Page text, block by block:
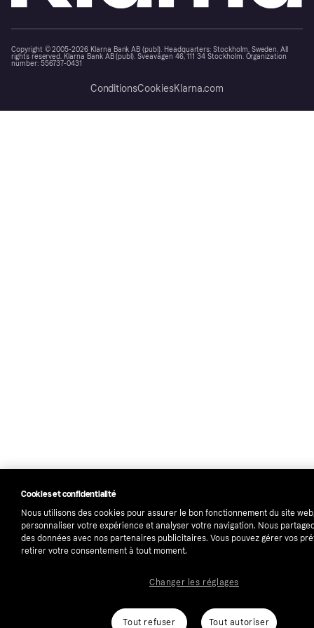
Copyright © 2005-2026 Klarna Bank AB (publ). Headquarters: Stockholm, Sweden. All
rights reserved. Klarna Bank AB (publ). Sveavägen 46, 111 34 Stockholm. Organization
number: 556737-0431
ConditionsCookiesKlarna.com
Cookies et confidentialité
Nous utilisons des cookies pour assurer le bon fonctionnement du site
personnaliser votre expérience et analyser votre navigation. Nous
des données avec nos partenaires publicitaires. Vous pouvez gérer vos
retirer votre consentement à tout moment.
Tout refuser Tout autoriser
Changer les réglages